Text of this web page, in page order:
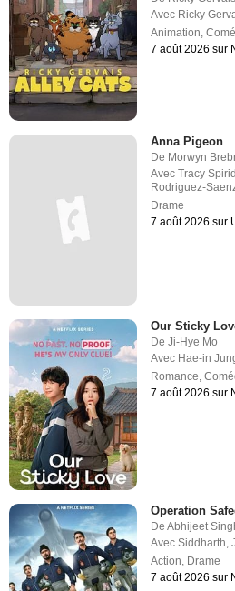
Avec Ricky
Animation,
7 août 2026 sur
Anna Pigeon
De Morwyn
AvecTracy
Rodriguez-
Drame
7 août 2026 sur
Our Sticky
DeJi-Hye Mo
Avec Hae-in
Romance,
7 août 2026 sur
Operation
DeAbhijeet
AvecSiddharth,
Action, Drame
7 août 2026 sur